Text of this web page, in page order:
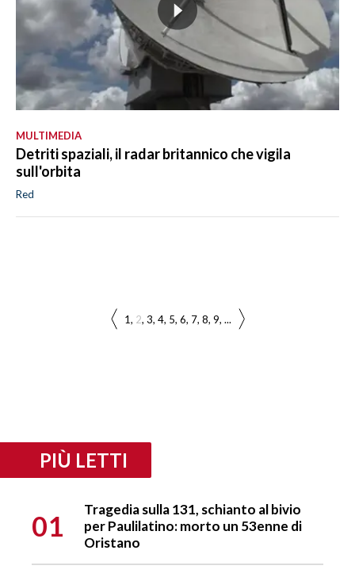
MULTIMEDIA
Detriti spaziali, il radar britannico che vigila
sull'orbita
Red
1 2 3 4 5 6 7 8 9 ...
PIÙ LETTI
01
Tragedia sulla 131, schianto al bivio
per Paulilatino: morto un 53enne di
Oristano